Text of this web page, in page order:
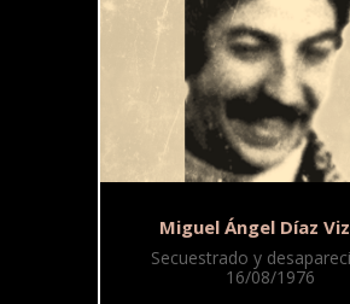
Miguel Ángel Díaz
Secuestrado y
16/08/1976